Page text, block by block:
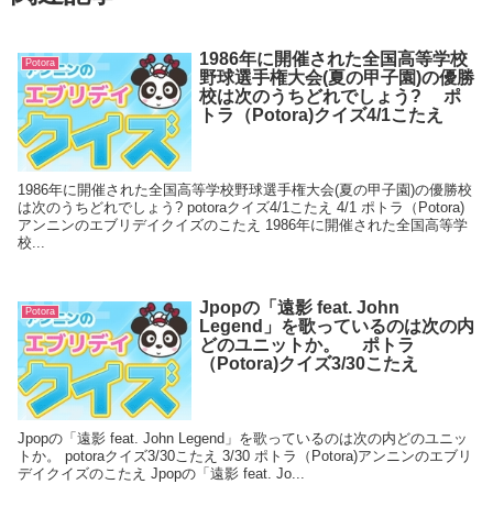
Potora
1986年に開催された全国高等学校
野球選手権大会(夏の甲子園)の優勝
校は次のうちどれでしょう? ポ
トラ（Potora)クイズ4/1こたえ
1986年に開催された全国高等学校野球選手権大会(夏の甲子園)の優勝校
は次のうちどれでしょう? potoraクイズ4/1こたえ 4/1 ポトラ（Potora)
アンニンのエブリデイクイズのこたえ 1986年に開催された全国高等学
校...
Potora
Jpopの「遠影 feat. John
Legend」を歌っているのは次の内
どのユニットか。 ポトラ
（Potora)クイズ3/30こたえ
Jpopの「遠影 feat. John Legend」を歌っているのは次の内どのユニッ
トか。 potoraクイズ3/30こたえ 3/30 ポトラ（Potora)アンニンのエブリ
デイクイズのこたえ Jpopの「遠影 feat. Jo...